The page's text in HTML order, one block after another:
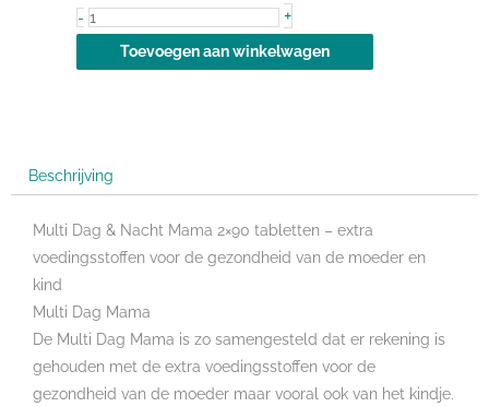
- Multi
Dag
tabletten
aantal
+
Toevoegen aan winkelwagen
Beschrijving
Multi Dag & Nacht Mama 2×90 tabletten – extra
voedingsstoffen voor de gezondheid van de moeder en
kind
Multi Dag Mama
De Multi Dag Mama is zo samengesteld dat er rekening is
gehouden met de extra voedingsstoffen voor de
gezondheid van de moeder maar vooral ook van het kindje.